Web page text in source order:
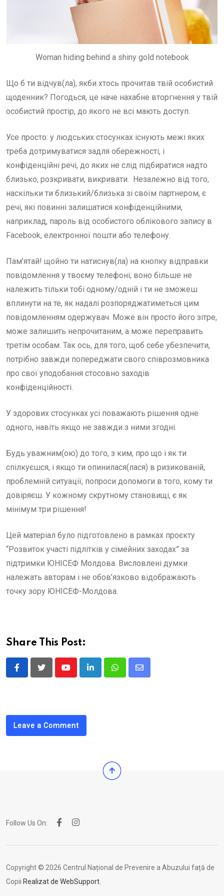
Woman hiding behind a shiny gold notebook
Що б ти відчув(ла), якби хтось прочитав твій особистий
щоденник? Погодься, це наче нахабне вторгнення у твій
особистий простір, до якого не всі мають доступ.
Усе просто: у людських стосунках існують межі яких
треба дотримуватися задля обережності, і
конфіденційні речі, до яких не слід підбиратися надто
близько, розкривати, викривати. Незалежно від того,
наскільки ти близький/близька зі своїм партнером, є
речі, які повинні залишатися конфіденційними,
наприклад, пароль від особистого облікового запису в
Facebook, електронної пошти або телефону.
Пам’ятай! щойно ти натиснув(ла) на кнопку відправки
повідомлення у твоєму телефоні, воно більше не
належить тільки тобі одному/одній і ти не зможеш
вплинути на те, як надалі розпоряджатиметься цим
повідомленням одержувач. Може він просто його зітре,
може залишить непрочитаним, а може переправить
третім особам. Так ось, для того, щоб себе убезпечити,
потрібно завжди попереджати свого співрозмовника
про свої уподобання стосовно заходів
конфіденційності.
У здорових стосунках усі поважають рішення одне
одного, навіть якщо не завжди з ними згодні.
Будь уважним(ою) до того, з ким, про що і як ти
спілкуєшся, і якщо ти опинилася(лася) в ризикованій,
проблемній ситуації, попроси допомоги в того, кому ти
довіряєш. У кожному скрутному становищі, є як
мінімум три рішення!
Цей матеріал було підготовлено в рамках проєкту
“Розвиток участі підлітків у сімейних заходах” за
підтримки ЮНІСЕФ Молдова. Висловлені думки
належать авторам і не обов’язково відображають
точку зору ЮНІСЕФ-Молдова.
Share This Post:
YoutubeLinkedInWhatsappShare
Leave a Comment
Follow Us On:
Copyright © 2026 Centrul Național de Prevenire a Abuzului față de
Copii Realizat de WebSupport.